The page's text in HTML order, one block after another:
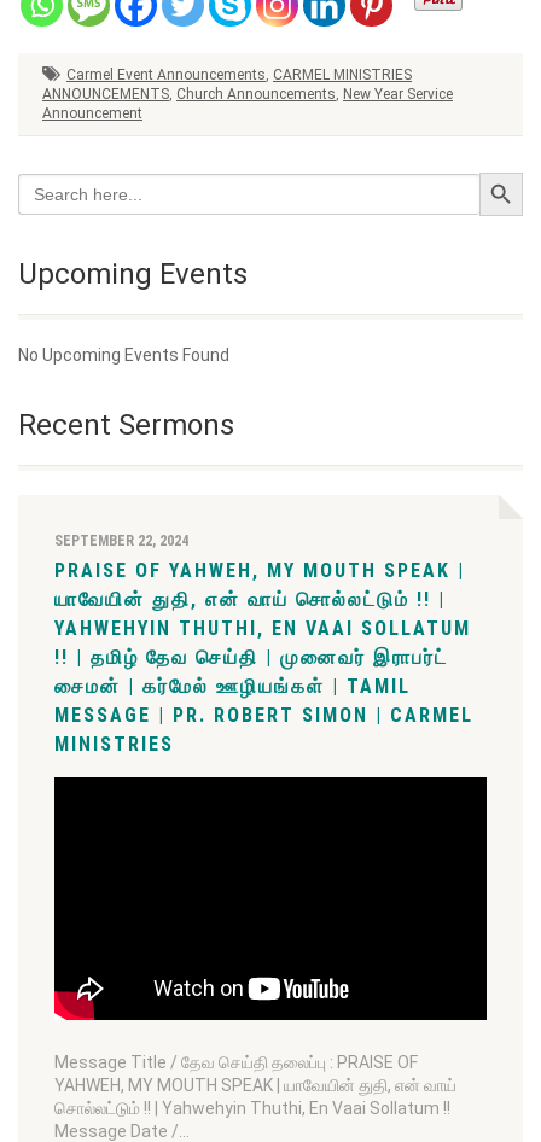
Carmel Event Announcements, CARMEL MINISTRIES
ANNOUNCEMENTS, Church Announcements, New Year Service
Announcement
Search
for:
Search Button
Upcoming Events
No Upcoming Events Found
Recent Sermons
SEPTEMBER 22, 2024
PRAISE OF YAHWEH, MY MOUTH SPEAK |
யாவேயின் துதி, என் வாய் சொல்லட்டும் !! |
YAHWEHYIN THUTHI, EN VAAI SOLLATUM
!! | தமிழ் தேவ செய்தி | முனைவர் இராபர்ட்
சைமன் | கர்மேல் ஊழியங்கள் | TAMIL
MESSAGE | PR. ROBERT SIMON | CARMEL
MINISTRIES
Message Title / தேவ செய்தி தலைப்பு : PRAISE OF
YAHWEH, MY MOUTH SPEAK | யாவேயின் துதி, என் வாய்
சொல்லட்டும் !! | Yahwehyin Thuthi, En Vaai Sollatum !!
Message Date /…